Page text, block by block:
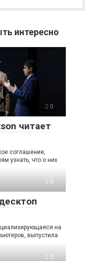
интересно
0
читает
соглашение,
узнать, что о них
0
на
выпустила
0